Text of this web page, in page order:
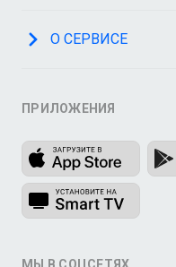
О СЕРВИСЕ
ПРИЛОЖЕНИЯ